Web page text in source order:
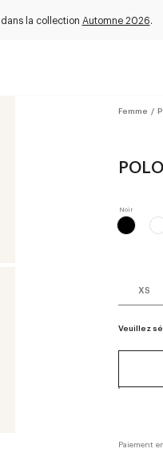
la collection Automne 2026.
Femme /
XS
Veuillez
Paiement